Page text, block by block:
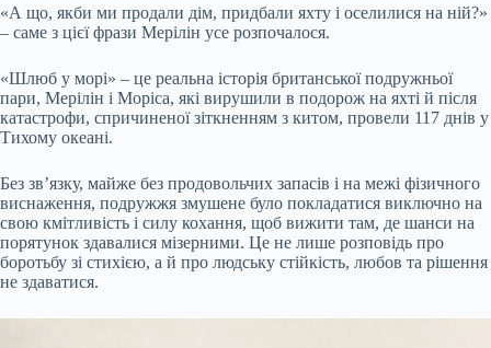
«А що, якби ми продали дім, придбали яхту і оселилися на ній?»
– саме з цієї фрази Мерілін усе розпочалося.
«Шлюб у морі» – це реальна історія британської подружньої
пари, Мерілін і Моріса, які вирушили в подорож на яхті й після
катастрофи, спричиненої зіткненням з китом, провели 117 днів у
Тихому океані.
Без зв’язку, майже без продовольчих запасів і на межі фізичного
виснаження, подружжя змушене було покладатися виключно на
свою кмітливість і силу кохання, щоб вижити там, де шанси на
порятунок здавалися мізерними. Це не лише розповідь про
боротьбу зі стихією, а й про людську стійкість, любов та рішення
не здаватися.